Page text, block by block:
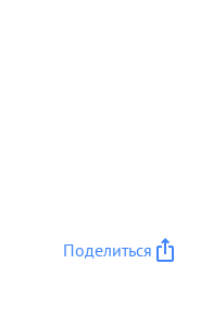
Поделиться